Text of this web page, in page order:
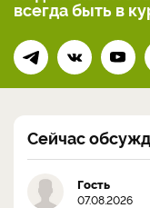
всегдабыть в
Сейчас
Гость
07.08.2026